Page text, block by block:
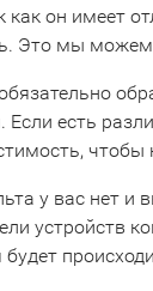
как он имеет
Это мы
есть
у вас нет
устройств